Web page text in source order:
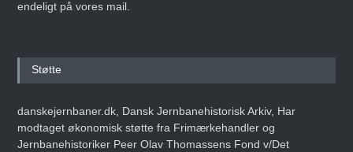
endeligt på vores mail.
Støtte
danskejernbaner.dk, Dansk Jernbanehistorisk Arkiv, Har
modtaget økonomisk støtte fra Frimærkehandler og
Jernbanehistoriker Peer Olav Thomassens Fond v/Det